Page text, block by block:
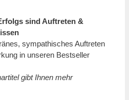
sind Auftreten &
sympathisches Auftreten
in unseren Bestseller
gibt Ihnen mehr